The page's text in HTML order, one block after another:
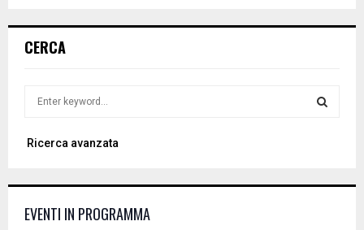
CERCA
r
o
Ricerca avanzata
EVENTI IN PROGRAMMA